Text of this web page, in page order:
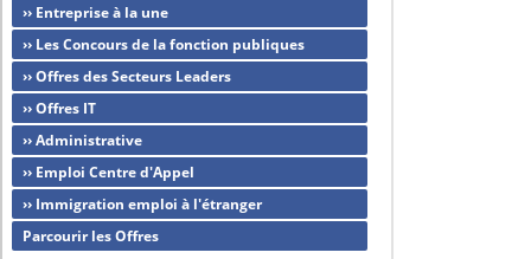
›› Entreprise à la une
›› Les Concours de la fonction publiques
›› Offres des Secteurs Leaders
›› Offres IT
›› Administrative
›› Emploi Centre d'Appel
›› Immigration emploi à l'étranger
Parcourir les Offres